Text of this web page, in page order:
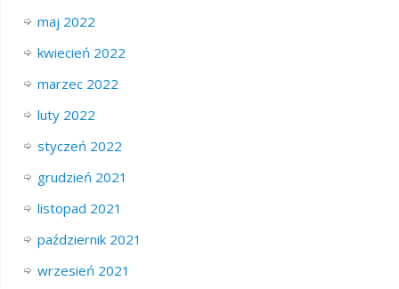
maj 2022
kwiecień 2022
marzec 2022
luty 2022
styczeń 2022
grudzień 2021
listopad 2021
październik 2021
wrzesień 2021